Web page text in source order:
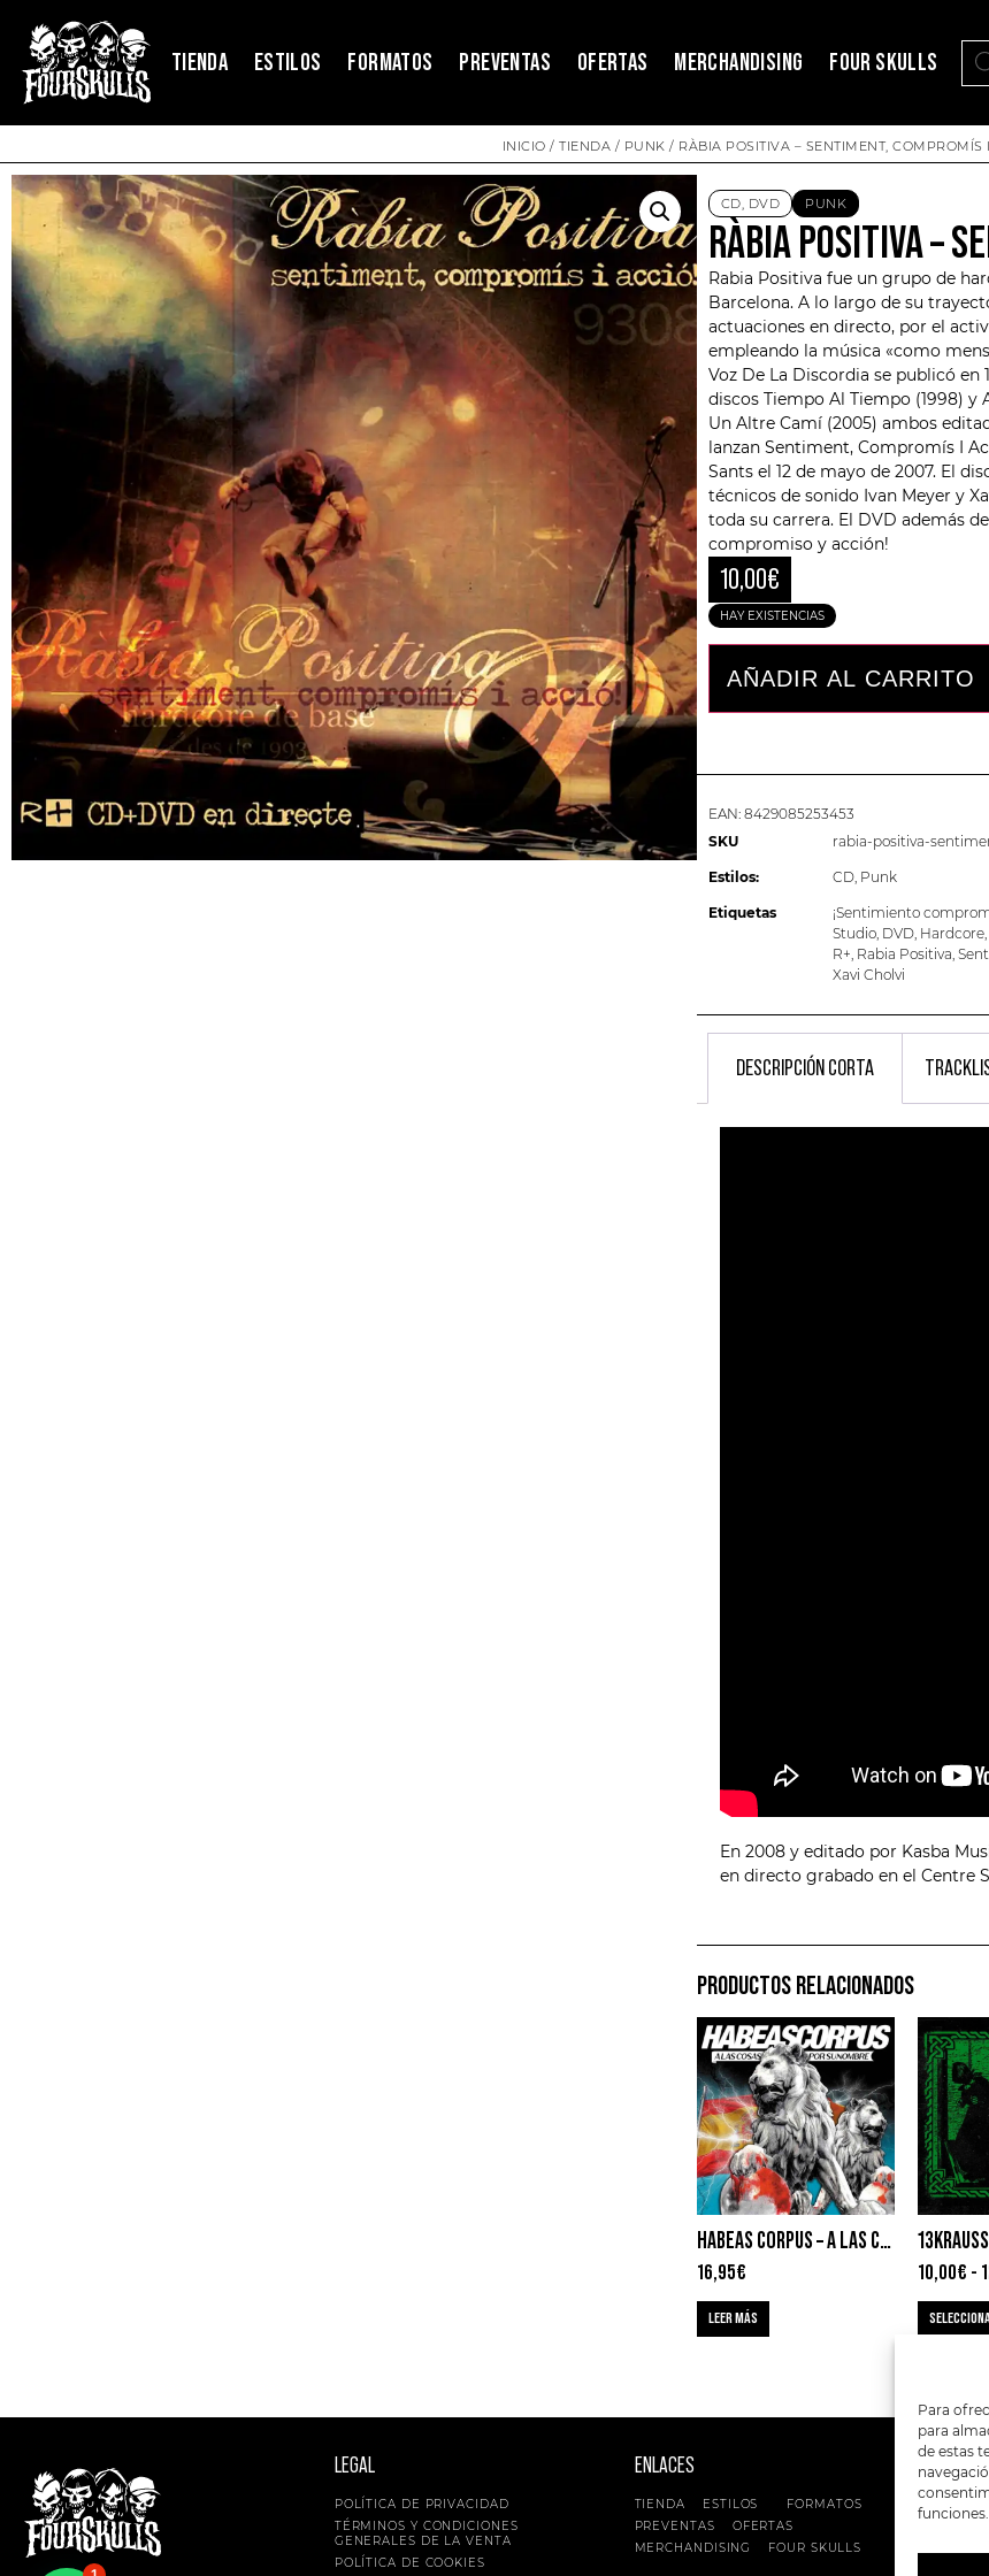
Para
para
de estas
funciones.
TIENDA ESTILOS FORMATOS PREVENTAS OFERTAS MERCHANDISING FOUR SKULLS
INICIO /TIENDA / PUNK / RÀBIA POSITIVA ‎– SENTIMENT, COMPROMÍS
CD, DVD PUNK
RÀBIA POSITIVA ‎–
Rabia Positiva fue un grupo de
Barcelona. A lo largo de su
actuaciones en directo, por el
empleando la música «como
Voz De La Discordia se publicó
discos Tiempo Al Tiempo (1998) y
Un Altre Camí (2005) ambos
lanzan Sentiment, Compromís I
Sants el 12 de mayo de 2007. El
técnicos de sonido Ivan Meyer y
toda su carrera. El DVD además
compromiso y acción!
10,00€
HAY EXISTENCIAS
AÑADIR AL CARRITO
EAN: 8429085253453
SKU
rabia-positiva-
Estilos: CD, Punk
Etiquetas ¡Sentimiento
Studio, DVD, Hardcore,
R+, Rabia Positiva,
Xavi Cholvi
DESCRIPCIÓN CORTA
En 2008 y editado por Kasba
en directo grabado en el Centre
PRODUCTOS RELACIONADOS
HABEAS CORPUS – A LAS COSAS POR SU NOMBRE
16,95€
LEER MÁS
10,00€ -
LEGAL
POLÍTICA DE PRIVACIDAD
TÉRMINOS Y CONDICIONES
GENERALES DE LA VENTA
POLÍTICA DE COOKIES
ENLACES
TIENDA ESTILOS
FORMATOS
PREVENTAS
OFERTAS
MERCHANDISING
FOUR SKULLS